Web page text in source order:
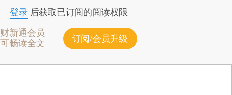
登录后获取已订阅的阅读权限
财新通会员
可畅读全文
订阅/会员升级